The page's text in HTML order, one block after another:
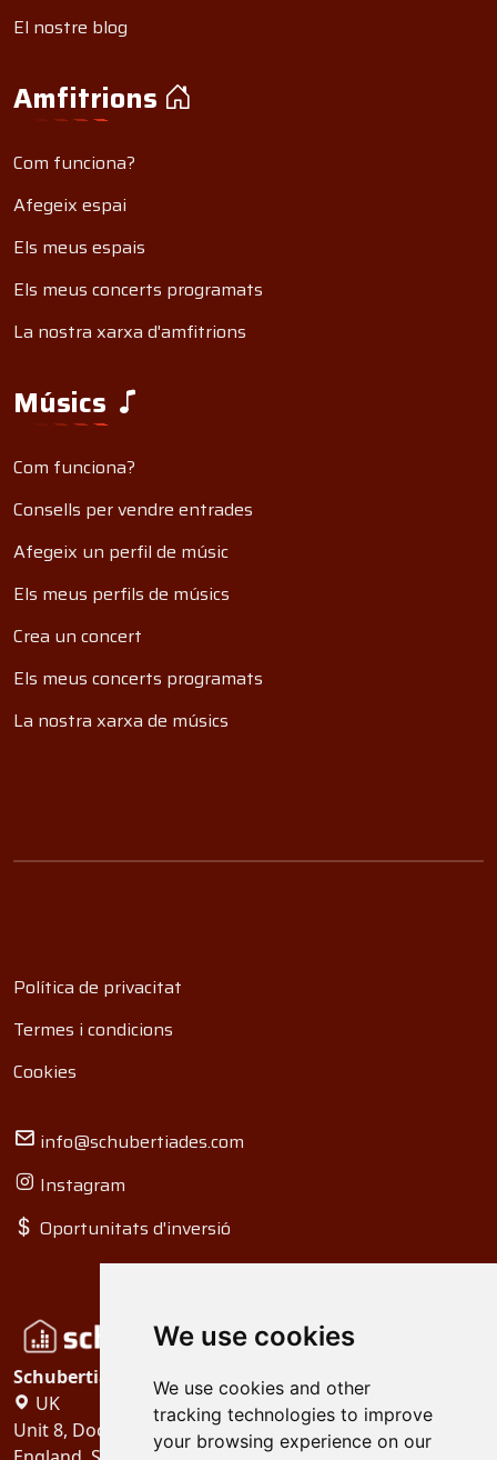
We use cookies
We use cookies and other
tracking technologies to improve
your browsing experience on our
El nostre blog
Amfitrions
Com funciona?
Afegeix espai
Els meus espais
Els meus concerts programats
La nostra xarxa d'amfitrions
Músics
Com funciona?
Consells per vendre entrades
Afegeix un perfil de músic
Els meus perfils de músics
Crea un concert
Els meus concerts programats
La nostra xarxa de músics
Política de privacitat
Termes i condicions
Cookies
info@schubertiades.com
Instagram
Oportunitats d'inversió
Schubertiades, Ltd.
UK
Unit 8, Dock Offices, Surrey Quays Road, London